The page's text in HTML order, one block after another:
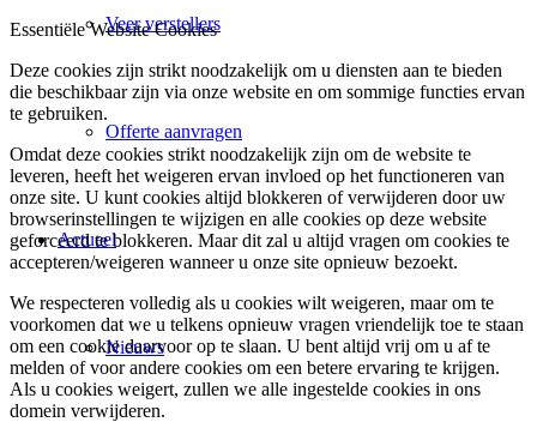
Veer verstellers
Offerte aanvragen
Actueel
Nieuws
Essentiële Website Cookies
Deze cookies zijn strikt noodzakelijk om u diensten aan te bieden
die beschikbaar zijn via onze website en om sommige functies ervan
te gebruiken.
Omdat deze cookies strikt noodzakelijk zijn om de website te
leveren, heeft het weigeren ervan invloed op het functioneren van
onze site. U kunt cookies altijd blokkeren of verwijderen door uw
browserinstellingen te wijzigen en alle cookies op deze website
geforceerd te blokkeren. Maar dit zal u altijd vragen om cookies te
accepteren/weigeren wanneer u onze site opnieuw bezoekt.
We respecteren volledig als u cookies wilt weigeren, maar om te
voorkomen dat we u telkens opnieuw vragen vriendelijk toe te staan
om een cookie daarvoor op te slaan. U bent altijd vrij om u af te
melden of voor andere cookies om een betere ervaring te krijgen.
Als u cookies weigert, zullen we alle ingestelde cookies in ons
domein verwijderen.